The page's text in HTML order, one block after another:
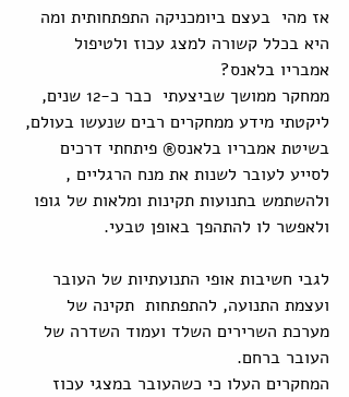
אז מהי  בעצם ביומכניקה התפתחותית ומה
היא בכלל קשורה למצג עכוז ולטיפול
אמבריו בלאנס?
ממחקר ממושך שביצעתי  כבר כ-12 שנים,
ליקטתי מידע ממחקרים רבים שנעשו בעולם,
בשיטת אמבריו בלאנס® פיתחתי דרכים
לסייע לעובר לשנות את מנח הרגליים ,
ולהשתמש בתנועות תקינות ומלאות של גופו
ולאפשר לו להתהפך באופן טבעי.
לגבי חשיבות אופי התנועתיות של העובר
ועצמת התנועה, להתפתחות  תקינה של
מערכת השרירים השלד ועמוד השדרה של
העובר ברחם.
המחקרים העלו כי כשהעובר במצגי עכוז